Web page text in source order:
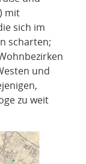
mit
sich im
scharten;
und
zu weit